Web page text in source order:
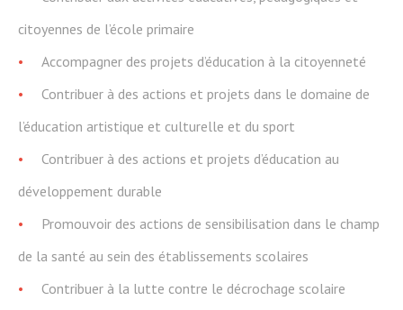
citoyennes de l’école primaire
Accompagner des projets d’éducation à la citoyenneté
Contribuer à des actions et projets dans le domaine de
l’éducation artistique et culturelle et du sport
Contribuer à des actions et projets d’éducation au
développement durable
Promouvoir des actions de sensibilisation dans le champ
de la santé au sein des établissements scolaires
Contribuer à la lutte contre le décrochage scolaire